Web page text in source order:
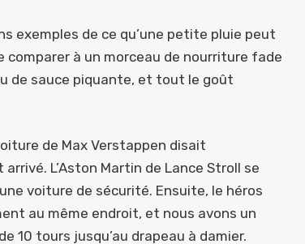
exemples de ce qu’une petite pluie peut
comparer à un morceau de nourriture fade
de sauce piquante, et tout le goût
de Max Verstappen disait
L’Aston Martin de Lance Stroll se
voiture de sécurité. Ensuite, le héros
au même endroit, et nous avons un
10 tours jusqu’au drapeau à damier.